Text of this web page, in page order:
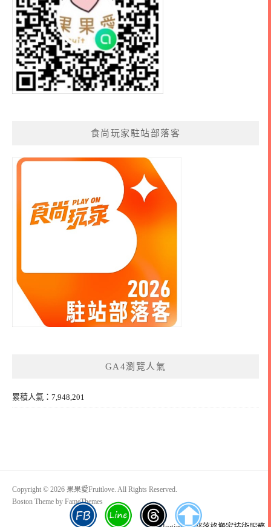
食尚玩家駐站部落客
GA4瀏覽人氣
累積人氣：7,948,201
Copyright © 2026 果果愛Fruitlove. All Rights Reserved.
Boston Theme by FameThemes